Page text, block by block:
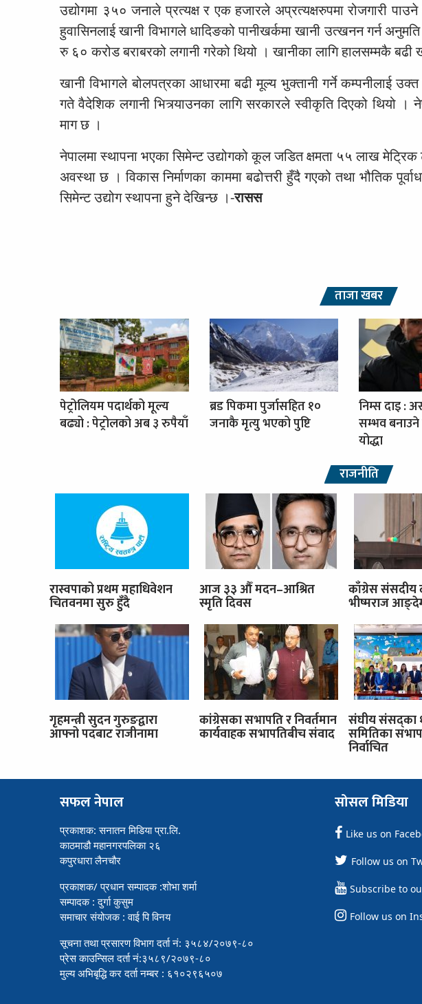
उद्योगमा ३५० जनाले प्रत्यक्ष र एक हजारले अप्रत्यक्षरुपमा रोजगारी
हुवासिनलाई खानी विभागले धादिङको पानीखर्कमा खानी उत्खनन गर्न
रु ६० करोड बराबरको लगानी गरेको थियो । खानीका लागि हालसम्मकै बढी
खानी विभागले बोलपत्रका आधारमा बढी मूल्य भुक्तानी गर्ने कम्पनीलाई
गते वैदेशिक लगानी भित्र्याउनका लागि सरकारले स्वीकृति दिएको थियो
माग छ ।
नेपालमा स्थापना भएका सिमेन्ट उद्योगको कूल जडित क्षमता ५५ लाख
अवस्था छ । विकास निर्माणका काममा बढोत्तरी हुँदै गएको तथा भौतिक
सिमेन्ट उद्योग स्थापना हुने देखिन्छ ।-रासस
ताजा खबर
पेट्रोलियम पदार्थको मूल्य
बढ्यो : पेट्रोलको अब ३ रुपैयाँ
ब्रड पिकमा पुर्जासहित १०
जनाकै मृत्यु भएको पुष्टि
निम्स दाइ :
सम्भव
योद्धा
राजनीति
रास्वपाको प्रथम महाधिवेशन
चितवनमा सुरु हुँदै
आज ३३ औँ मदन–आश्रित
स्मृति दिवस
काँग्रेस संसदीय
भीष्मराज
गृहमन्त्री सुदन गुरुङद्वारा
आफ्नो पदबाट राजीनामा
कांग्रेसका सभापति र निवर्तमान
कार्यवाहक सभापतिबीच संवाद
संघीय संसद्का
समितिका
निर्वाचित
सफल नेपाल
प्रकाशक: सनातन मिडिया प्रा.लि.
काठमाडौ महानगरपलिका २६
कपुरधारा लैनचौर
प्रकाशक/ प्रधान सम्पादक :शोभा शर्मा
सम्पादक : दुर्गा कुसुम
समाचार संयोजक : वाई पि विनय
सूचना तथा प्रसारण विभाग दर्ता नं: ३५८४/२०७९-८०
प्रेस काउन्सिल दर्ता नं:३५८९/२०७९-८०
मुल्य अभिबृद्धि कर दर्ता नम्बर : ६१०२९६५०७
सोसल मिडिया
Like us on
Follow us on
Subscribe to
Follow us on